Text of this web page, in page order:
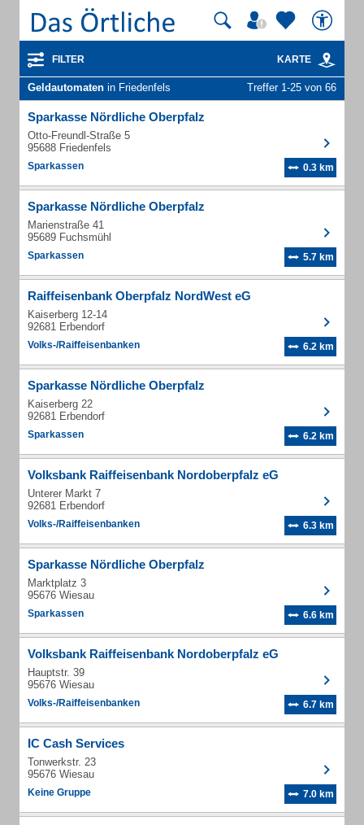
FILTER KARTE
Geldautomaten in Friedenfels Treffer 1-25 von 66
Sparkasse Nördliche Oberpfalz
Otto-Freundl-Straße 5
95688 Friedenfels
Sparkassen 0.3 km
Sparkasse Nördliche Oberpfalz
Marienstraße 41
95689 Fuchsmühl
Sparkassen 5.7 km
Raiffeisenbank Oberpfalz NordWest eG
Kaiserberg 12-14
92681 Erbendorf
Volks-/Raiffeisenbanken 6.2 km
Sparkasse Nördliche Oberpfalz
Kaiserberg 22
92681 Erbendorf
Sparkassen 6.2 km
Volksbank Raiffeisenbank Nordoberpfalz eG
Unterer Markt 7
92681 Erbendorf
Volks-/Raiffeisenbanken 6.3 km
Sparkasse Nördliche Oberpfalz
Marktplatz 3
95676 Wiesau
Sparkassen 6.6 km
Volksbank Raiffeisenbank Nordoberpfalz eG
Hauptstr. 39
95676 Wiesau
Volks-/Raiffeisenbanken 6.7 km
IC Cash Services
Tonwerkstr. 23
95676 Wiesau
Keine Gruppe 7.0 km